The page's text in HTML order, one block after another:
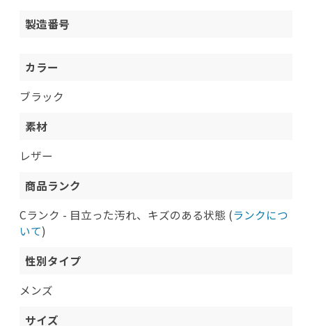
製造番号
カラー
ブラック
素材
レザー
商品ランク
Cランク - 目立った汚れ、キズのある状態 (ランクにつ
いて)
性別タイプ
メンズ
サイズ